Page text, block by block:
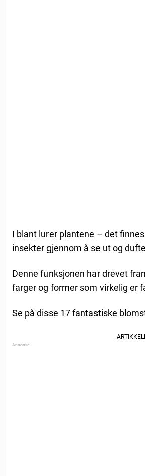
I blant lurer plantene – det
insekter gjennom å se ut og
Denne funksjonen har drevet
farger og former som virkelig er
Se på disse 17 fantastiske